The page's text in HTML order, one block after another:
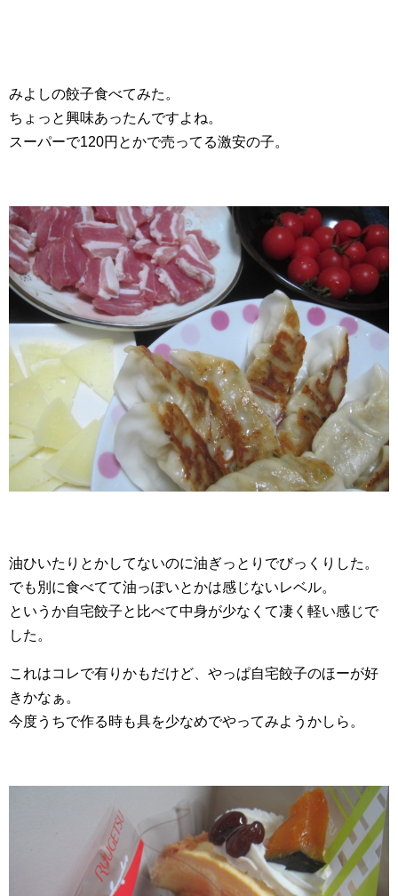
みよしの餃子食べてみた。
ちょっと興味あったんですよね。
スーパーで120円とかで売ってる激安の子。
油ひいたりとかしてないのに油ぎっとりでびっくりした。
でも別に食べてて油っぽいとかは感じないレベル。
というか自宅餃子と比べて中身が少なくて凄く軽い感じで
した。
これはコレで有りかもだけど、やっぱ自宅餃子のほーが好
きかなぁ。
今度うちで作る時も具を少なめでやってみようかしら。